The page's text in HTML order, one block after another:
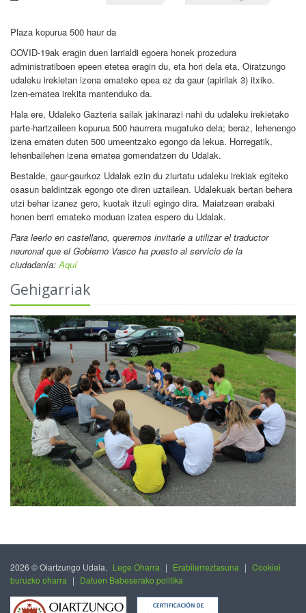
Plaza kopurua 500 haur da
COVID-19ak eragin duen larrialdi egoera honek prozedura
administratiboen epeen etetea eragin du, eta hori dela eta, Oiratzungo
udaleku irekietan izena emateko epea ez da gaur (apirilak 3) itxiko.
Izen-ematea irekita mantenduko da.
Hala ere, Udaleko Gazteria sailak jakinarazi nahi du udaleku irekietako
parte-hartzaileen kopurua 500 haurrera mugatuko dela; beraz, lehenengo
izena ematen duten 500 umeentzako egongo da lekua. Horregatik,
lehenbailehen izena ematea gomendatzen du Udalak.
Bestalde, gaur-gaurkoz Udalak ezin du ziurtatu udaleku irekiak egiteko
osasun baldintzak egongo ote diren uztailean. Udalekuak bertan behera
utzi behar izanez gero, kuotak itzuli egingo dira. Maiatzean erabaki
honen berri emateko moduan izatea espero du Udalak.
Para leerlo en castellano, queremos invitarle a utilizar el traductor
neuronal que el Gobierno Vasco ha puesto al servicio de la
ciudadanía:Aquí
Gehigarriak
2026 © Oiartzungo Udala. Lege Oharra | Erabilerreztasuna | Cookiei
buruzko oharra | Datuen Babeserako politika